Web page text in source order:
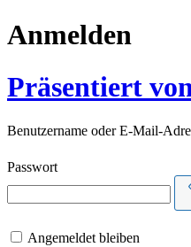
Anmelden
Präsentiert
Benutzername oder E-Mail-
Passwort
Angemeldet bleiben